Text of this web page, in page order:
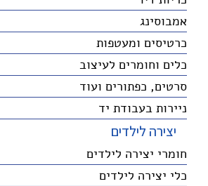
אמבוסינג
כרטיסים ומעטפות
כלים וחומרים לעיצוב
סרטים, כפתורים ועוד
ניירות בעבודת יד
יצירה לילדים
חומרי יצירה לילדים
כלי יצירה לילדים